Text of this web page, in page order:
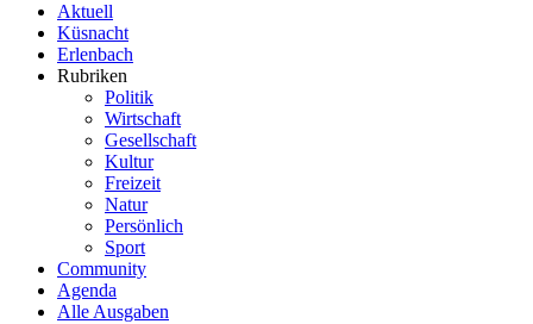
Aktuell
Küsnacht
Erlenbach
Rubriken
Politik
Wirtschaft
Gesellschaft
Kultur
Freizeit
Natur
Persönlich
Sport
Community
Agenda
Alle Ausgaben